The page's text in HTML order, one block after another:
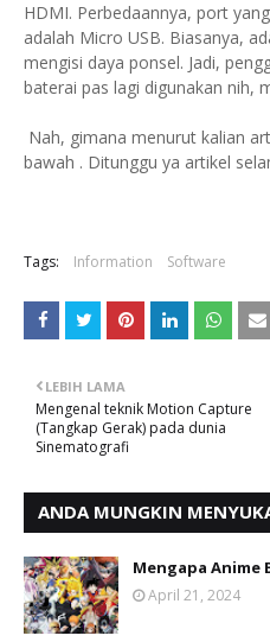
HDMI. Perbedaannya, port
adalah Micro USB. Biasanya,
mengisi daya ponsel. Jadi,
baterai pas lagi digunakan nih,
Nah, gimana menurut kalian
bawah . Ditunggu ya artikel
Tags: Information Software
LEBIH LAMA
Mengenal teknik Motion Capture
(Tangkap Gerak) pada dunia
Sinematografi
ANDA MUNGKIN
Mengapa Anime
April 21, 2024